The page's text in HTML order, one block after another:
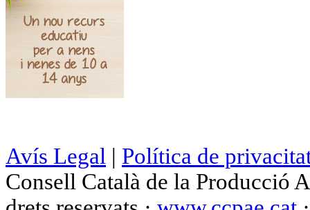
Avís Legal | Política de
Consell Català de la Producció